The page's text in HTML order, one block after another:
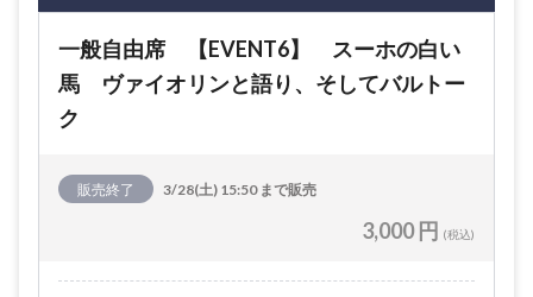
一般自由席 【EVENT6】 スーホの白い
馬 ヴァイオリンと語り、そしてバルトー
ク
販売終了 3/28(土) 15:50 まで販売
3,000 円 (税込)